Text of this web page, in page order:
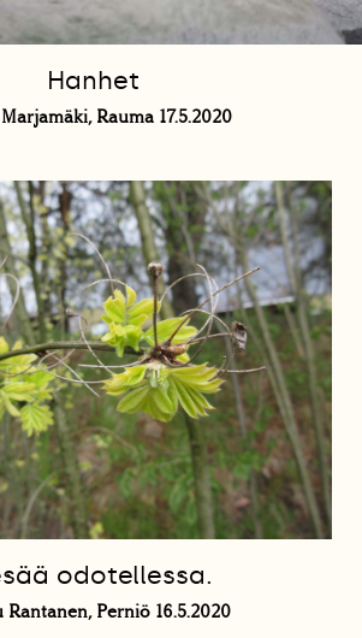
Hanhet
Rauma 17.5.2020
odotellessa.
Rantanen, Perniö 16.5.2020